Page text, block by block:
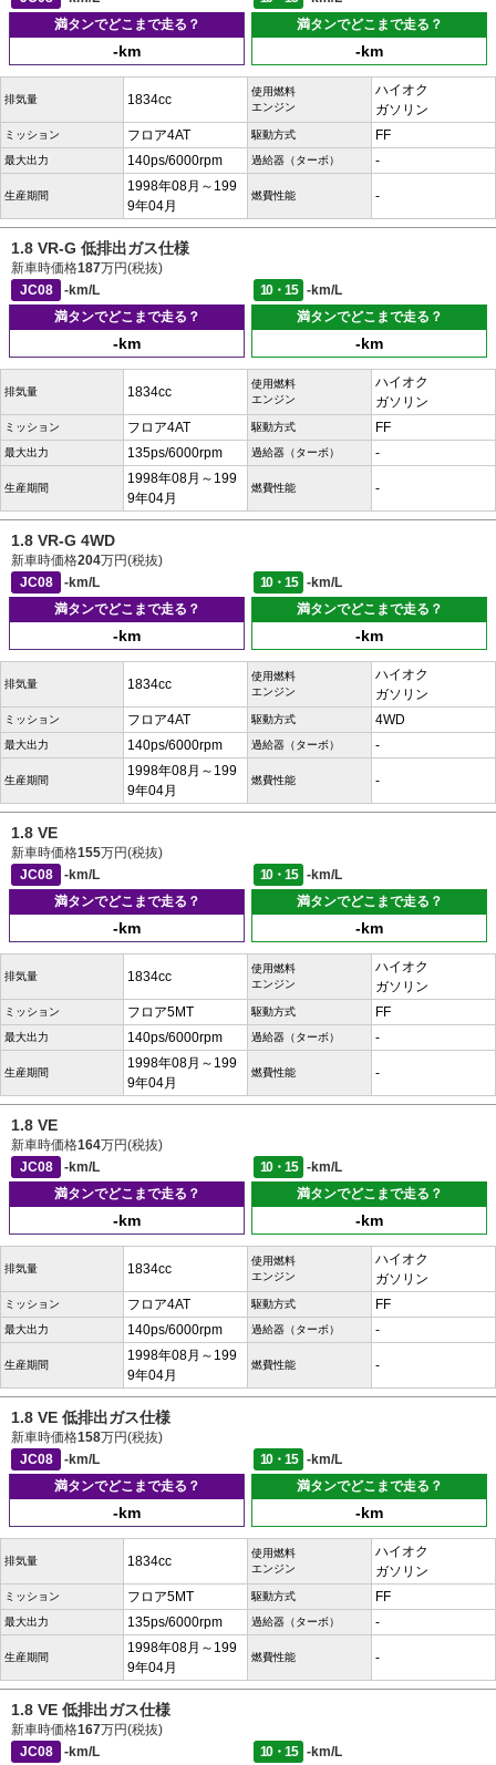
満タンでどこまで走る？
-km
満タンでどこまで走る？
-km
排気量 1834cc
使用燃料
エンジン
ハイオク
ガソリン
ミッション フロア4AT 駆動方式 FF
最大出力 140ps/6000rpm 過給器（ターボ） -
生産期間
1998年08月～199
9年04月
燃費性能 -
1.8 VR-G 低排出ガス仕様
新車時価格187万円(税抜)
JC08
-km/L 10・15
-km/L
満タンでどこまで走る？
-km
満タンでどこまで走る？
-km
排気量 1834cc
使用燃料
エンジン
ハイオク
ガソリン
ミッション フロア4AT 駆動方式 FF
最大出力 135ps/6000rpm 過給器（ターボ） -
生産期間
1998年08月～199
9年04月
燃費性能 -
1.8 VR-G 4WD
新車時価格204万円(税抜)
JC08
-km/L 10・15
-km/L
満タンでどこまで走る？
-km
満タンでどこまで走る？
-km
排気量 1834cc
使用燃料
エンジン
ハイオク
ガソリン
ミッション フロア4AT 駆動方式 4WD
最大出力 140ps/6000rpm 過給器（ターボ） -
生産期間
1998年08月～199
9年04月
燃費性能 -
1.8 VE
新車時価格155万円(税抜)
JC08
-km/L 10・15
-km/L
満タンでどこまで走る？
-km
満タンでどこまで走る？
-km
排気量 1834cc
使用燃料
エンジン
ハイオク
ガソリン
ミッション フロア5MT 駆動方式 FF
最大出力 140ps/6000rpm 過給器（ターボ） -
生産期間
1998年08月～199
9年04月
燃費性能 -
1.8 VE
新車時価格164万円(税抜)
JC08
-km/L 10・15
-km/L
満タンでどこまで走る？
-km
満タンでどこまで走る？
-km
排気量 1834cc
使用燃料
エンジン
ハイオク
ガソリン
ミッション フロア4AT 駆動方式 FF
最大出力 140ps/6000rpm 過給器（ターボ） -
生産期間
1998年08月～199
9年04月
燃費性能 -
1.8 VE 低排出ガス仕様
新車時価格158万円(税抜)
JC08
-km/L 10・15
-km/L
満タンでどこまで走る？
-km
満タンでどこまで走る？
-km
排気量 1834cc
使用燃料
エンジン
ハイオク
ガソリン
ミッション フロア5MT 駆動方式 FF
最大出力 135ps/6000rpm 過給器（ターボ） -
生産期間
1998年08月～199
9年04月
燃費性能 -
1.8 VE 低排出ガス仕様
新車時価格167万円(税抜)
JC08
-km/L 10・15
-km/L